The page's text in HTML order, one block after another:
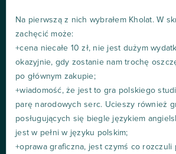
Na pierwszą z nich wybrałem Kholat. W
zachęcić może:
+cena niecałe 10 zł, nie jest dużym
okazyjnie, gdy zostanie nam trochę
po głównym zakupie;
+wiadomość, że jest to gra polskiego
parę narodowych serc. Ucieszy również
posługujących się biegle językiem
jest w pełni w języku polskim;
+oprawa graficzna, jest czymś co rozczuli